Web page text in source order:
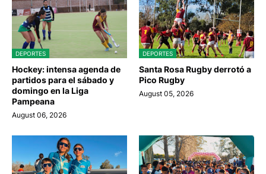
DEPORTES
Hockey: intensa agenda de
partidos para el sábado y
domingo en la Liga
Pampeana
August 06, 2026
DEPORTES
Santa Rosa Rugby derrotó a
Pico Rugby
August 05, 2026